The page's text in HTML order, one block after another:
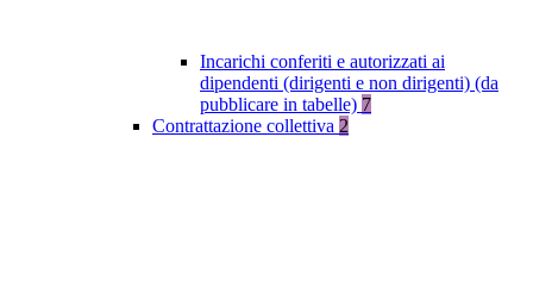
Incarichi conferiti e autorizzati ai
dipendenti (dirigenti e non dirigenti) (da
pubblicare in tabelle) 7
Contrattazione collettiva 2